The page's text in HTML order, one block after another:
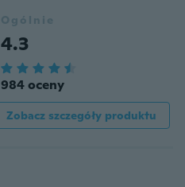
Ogólnie
4.3
984 oceny
Zobacz szczegóły produktu